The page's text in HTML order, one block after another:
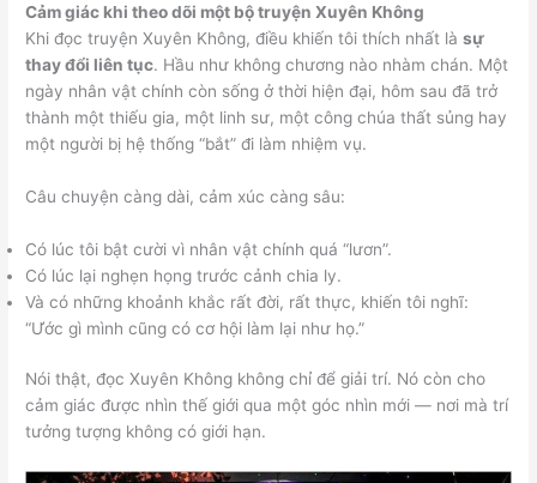
Cảm giác khi theo dõi một bộ truyện Xuyên Không
Khi đọc truyện Xuyên Không, điều khiến tôi thích nhất làsự
thay đổi liên tục. Hầu như không chương nào nhàm chán. Một
ngày nhân vật chính còn sống ở thời hiện đại, hôm sau đã trở
thành một thiếu gia, một linh sư, một công chúa thất sủng hay
một người bị hệ thống “bắt” đi làm nhiệm vụ.
Câu chuyện càng dài, cảm xúc càng sâu:
Có lúc tôi bật cười vì nhân vật chính quá “lươn”.
Có lúc lại nghẹn họng trước cảnh chia ly.
Và có những khoảnh khắc rất đời, rất thực, khiến tôi nghĩ:
“Ước gì mình cũng có cơ hội làm lại như họ.”
Nói thật, đọc Xuyên Không không chỉ để giải trí. Nó còn cho
cảm giác được nhìn thế giới qua một góc nhìn mới — nơi mà trí
tưởng tượng không có giới hạn.